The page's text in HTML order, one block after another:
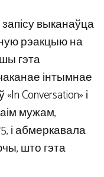
выканаўца
рэакцыю на
гэта
інтымнае
Conversation» і
мужам,
і абмеркавала
што гэта